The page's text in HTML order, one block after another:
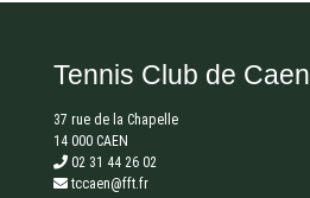
Tennis Club de Caen
37 rue de la Chapelle
14 000 CAEN
02 31 44 26 02
tccaen@fft.fr